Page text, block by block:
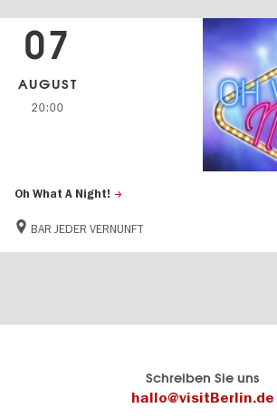
Oh What A Night!
BAR JEDER VERNUNFT
07
AUGUST
20:00
Schreiben Sie uns
hallo@visitBerlin.de